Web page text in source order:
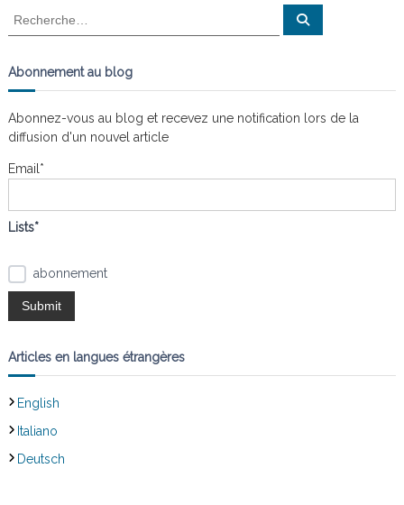
e
d
s
h
e
c
h
e
r
R
c
r
Abonnement au blog
Abonnez-vous au blog et recevez une notification lors de la
diffusion d'un nouvel article
Email*
Lists*
abonnement
Articles en langues étrangères
English
Italiano
Deutsch